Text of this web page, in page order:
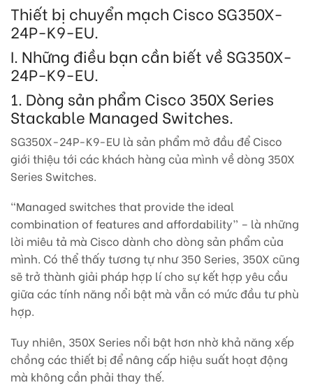
Thiết bị chuyển mạch Cisco SG350X-
24P-K9-EU.
I. Những điều bạn cần biết về SG350X-
24P-K9-EU.
1. Dòng sản phẩm Cisco 350X Series
Stackable Managed Switches.
SG350X-24P-K9-EU là sản phẩm mở đầu để Cisco
giới thiệu tới các khách hàng của mình về dòng 350X
Series Switches.
“Managed switches that provide the ideal
combination of features and affordability” – là những
lời miêu tả mà Cisco dành cho dòng sản phẩm của
mình. Có thể thấy tương tự như 350 Series, 350X cũng
sẽ trở thành giải pháp hợp lí cho sự kết hợp yêu cầu
giữa các tính năng nổi bật mà vẫn có mức đầu tư phù
hợp.
Tuy nhiên, 350X Series nổi bật hơn nhờ khả năng xếp
chồng các thiết bị để nâng cấp hiệu suất hoạt động
mà không cần phải thay thế.